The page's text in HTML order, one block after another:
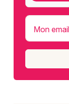
Mon email